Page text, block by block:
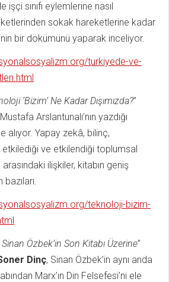
işçi sınıfı eylemlerine nasıl
sokak hareketlerine kadar
bir dökümünü yaparak inceliyor.
turkiyede-ve-
‘Bizim’ Ne Kadar Dışımızda?”
Arslantunalı’nın yazdığı
alıyor. Yapay zekâ, bilinç,
etkilediği ve etkilendiği toplumsal
ilişkiler, kitabın geniş
teknoloji-bizim-
Sinan Özbek’in Son Kitabı Üzerine”
Dinç, Sinan Özbek’in aynı anda
Marx’ın Din Felsefesi’ni ele